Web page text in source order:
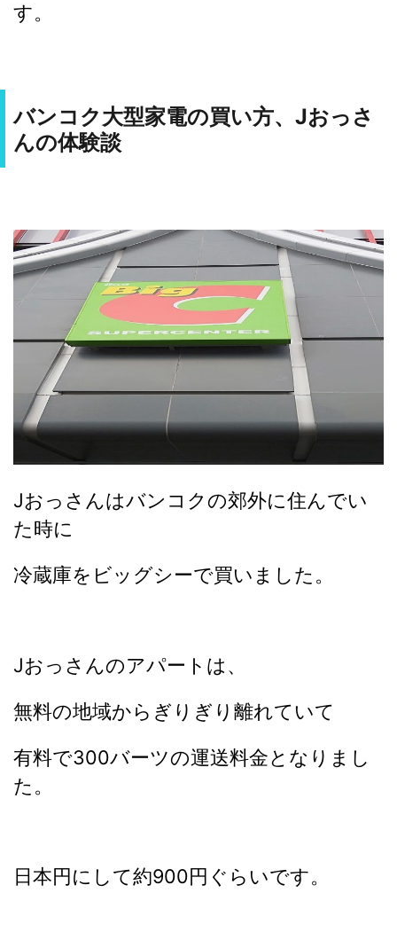
す。
バンコク大型家電の買い方、Jおっさ
んの体験談
Jおっさんはバンコクの郊外に住んでい
た時に
冷蔵庫をビッグシーで買いました。
Jおっさんのアパートは、
無料の地域からぎりぎり離れていて
有料で300バーツの運送料金となりまし
た。
日本円にして約900円ぐらいです。